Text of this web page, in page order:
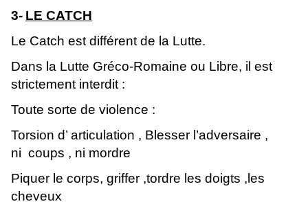
3- LE CATCH
Le Catch est différent de la Lutte.
Dans la Lutte Gréco-Romaine ou Libre, il est
strictement interdit :
Toute sorte de violence :
Torsion d’ articulation , Blesser l’adversaire ,
ni coups , ni mordre
Piquer le corps, griffer ,tordre les doigts ,les
cheveux